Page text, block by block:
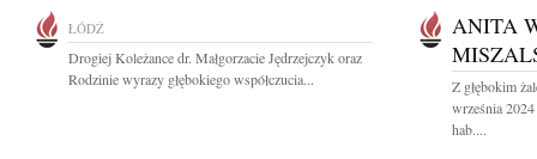
ŁÓDŹ
Drogiej Koleżance dr. Małgorzacie Jędrzejczyk oraz
Rodzinie wyrazy głębokiego współczucia...
ANITA
Z głębokim
września
hab....